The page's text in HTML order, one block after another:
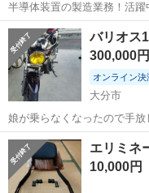
半導体装置の製造業務！活
★赴任旅費会社負担◎20代～
給1,500円！《大分県中津市》 人気の工場のお仕事 ◇半導体装置
のシート製造◇ ＊クリー...
大分 中津市 東中津
バリオ
300,000円
オンライン決
大分市
娘が乗らなくなったので手
す。 実動車 セルでエンジンかかります アップハン マーシャルライ
ト タックロールシート
大分 大分市 カワサキ
エリミネ
10,000円